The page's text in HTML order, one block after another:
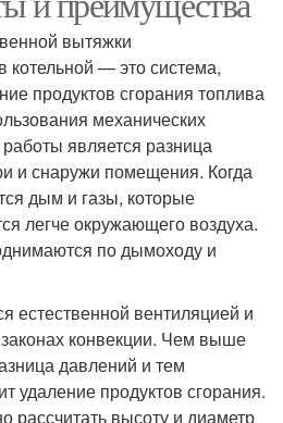
вытяжки
котельной — это система,
продуктов сгорания топлива
механических
является разница
и снаружи помещения. Когда
дым и газы, которые
легче окружающего воздуха.
по дымоходу и
естественной вентиляцией и
конвекции. Чем выше
давлений и тем
удаление продуктов сгорания.
рассчитать высоту и диаметр